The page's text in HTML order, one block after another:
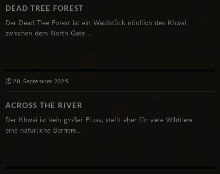
DEAD TREE FOREST
Der Dead Tree Forest ist ein Waldstück nördlich des Khwai
zwischen dem North Gate...
28. September 2025
ACROSS THE RIVER
Der Khwai ist kein großer Fluss, stellt aber für viele Wildtiere
eine natürliche Barriere...